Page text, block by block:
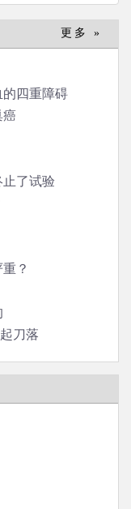
更多 »
四重障碍
癌
了试验
？
刀落